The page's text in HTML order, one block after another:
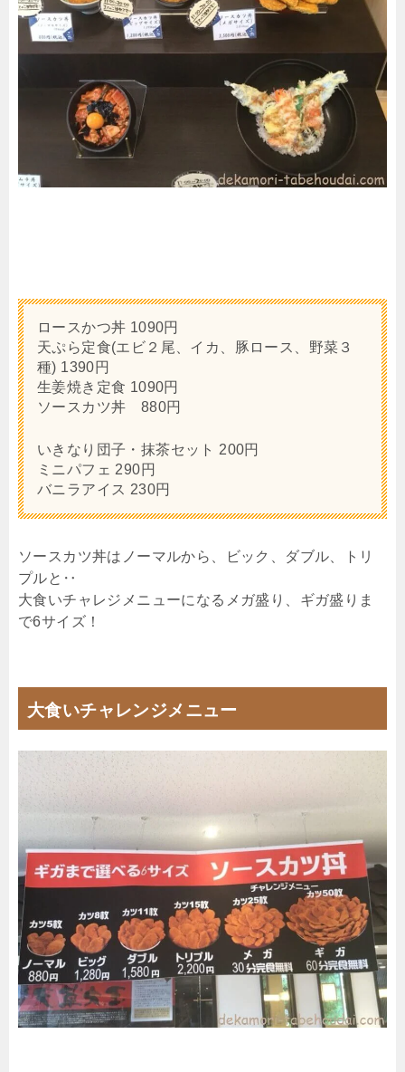
ロースかつ丼 1090円
天ぷら定食(エビ２尾、イカ、豚ロース、野菜３
種) 1390円
生姜焼き定食 1090円
ソースカツ丼 880円
いきなり団子・抹茶セット 200円
ミニパフェ 290円
バニラアイス 230円
ソースカツ丼はノーマルから、ビック、ダブル、トリ
プルと‥
大食いチャレジメニューになるメガ盛り、ギガ盛りま
で6サイズ！
大食いチャレンジメニュー